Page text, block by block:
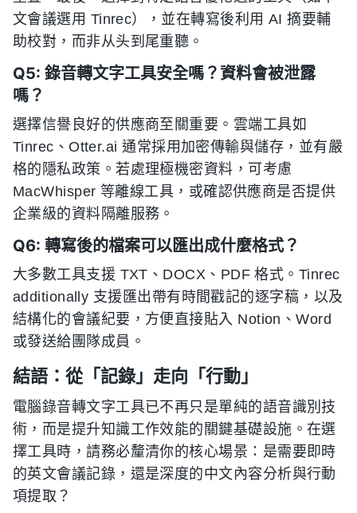
文會議選用 Tinrec），並在轉寫後利用 AI 摘要輔
助校對，而非从头到尾重聽。
Q5: 錄音轉文字工具安全嗎？資料會被泄露
嗎？
選擇信譽良好的供應商至關重要。雲端工具如
Tinrec、Otter.ai 通常採用加密傳輸與儲存，並有嚴
格的隱私政策。若處理極機密資料，可考慮
MacWhisper 等離線工具，或確認供應商是否提供
企業級的資料隔離服務。
Q6: 轉寫後的檔案可以匯出成什麼格式？
大多數工具支援 TXT、DOCX、PDF 格式。Tinrec
additionally 支援匯出帶有時間戳記的逐字稿，以及
結構化的會議紀要，方便直接貼入 Notion、Word
或發送給團隊成員。
結語：從「記錄」走向「行動」
電腦錄音轉文字工具已不再只是單純的語音識別技
術，而是提升知識工作效能的關鍵基礎設施。在選
擇工具時，請務必釐清你的核心場景：是需要即時
的英文會議記錄，還是深度的中文內容分析與行動
項提取？